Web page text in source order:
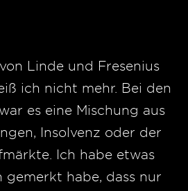
Linde und Fresenius
ich nicht mehr. Bei den
es eine Mischung aus
Insolvenz oder der
Ich habe etwas
habe, dass nur